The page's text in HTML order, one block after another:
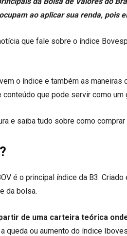
ao aplicar sua renda, pois
que fale sobre o índice
o índice e também as maneiras
que pode servir como um
e saiba tudo sobre como
é o principal índice da B3.
da bolsa.
de uma carteira teórica
a queda ou aumento do índice